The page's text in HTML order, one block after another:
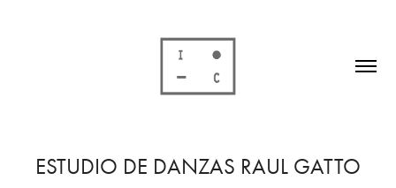
ESTUDIO DE DANZAS RAUL GATTO